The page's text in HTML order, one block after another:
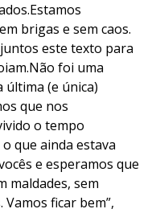
brigas e sem caos.
este texto para
foi uma
última (e única)
que nos
o tempo
que ainda estava
e esperamos que
maldades, sem
ficar bem”,